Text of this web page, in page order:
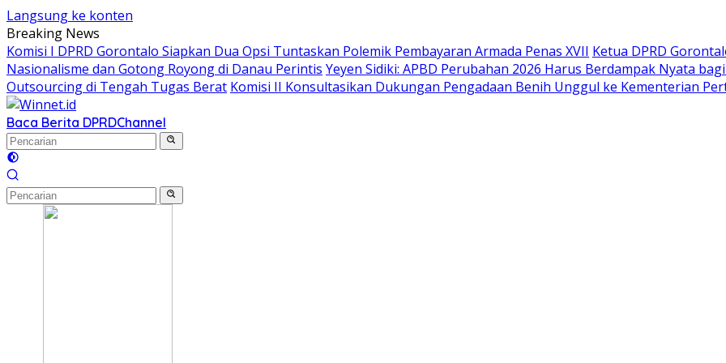
Langsung ke konten
Breaking News
Komisi I DPRD Gorontalo Siapkan Dua Opsi Tuntaskan Polemik Pembayaran Armada Penas XVII Ketua DPRD
Nasionalisme dan Gotong Royong di Danau Perintis Yeyen Sidiki: APBD Perubahan 2026 Harus Berdampak Nyata
Outsourcing di Tengah Tugas Berat Komisi II Konsultasikan Dukungan Pengadaan Benih Unggul ke Kementerian
Baca Berita DPRDChannel